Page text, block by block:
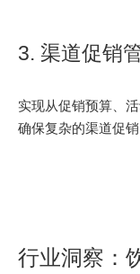
3. 渠道促销
实现从促销预算、
确保复杂的渠道促
行业洞察：